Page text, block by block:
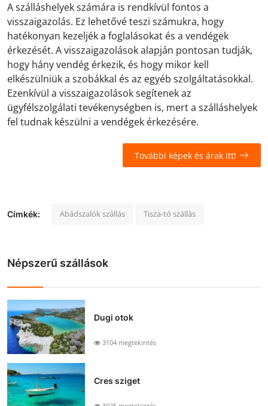
A szálláshelyek számára is rendkívül fontos a
visszaigazolás. Ez lehetővé teszi számukra, hogy
hatékonyan kezeljék a foglalásokat és a vendégek
érkezését. A visszaigazolások alapján pontosan tudják,
hogy hány vendég érkezik, és hogy mikor kell
elkészülniük a szobákkal és az egyéb szolgáltatásokkal.
Ezenkívül a visszaigazolások segítenek az
ügyfélszolgálati tevékenységben is, mert a szálláshelyek
fel tudnak készülni a vendégek érkezésére.
További képek és árak itt!
Címkék: Abádszalók szállás Tisza-tó szállás
Népszerű szállások
Dugi otok
3104 megtekintés
Cres sziget